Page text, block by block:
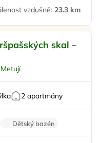
vzdušně: 23.3 km
skal –
2 apartmány
Dětský bazén